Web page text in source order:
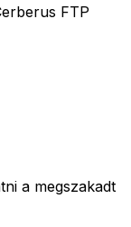
FTP
a megszakadt